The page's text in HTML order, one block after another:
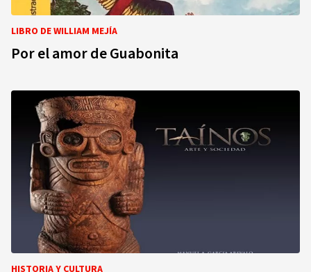
LIBRO DE WILLIAM MEJÍA
Por el amor de Guabonita
HISTORIA Y CULTURA